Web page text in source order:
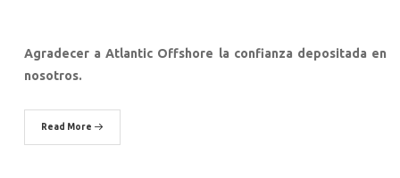
Agradecer a Atlantic Offshore la confianza depositada en
nosotros.
Read More